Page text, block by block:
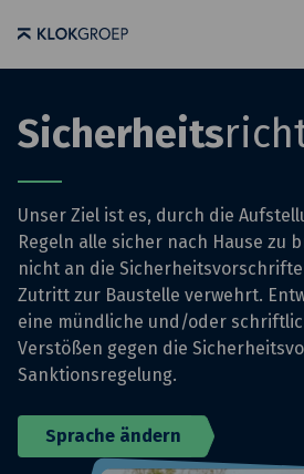
Sicherheits
Unser Ziel ist es, durch die
Regeln alle sicher nach Hause zu
nicht an die
Zutritt zur Baustelle verwehrt.
eine mündliche und/oder
Verstößen gegen die
Sanktionsregelung.
Sprache ändern